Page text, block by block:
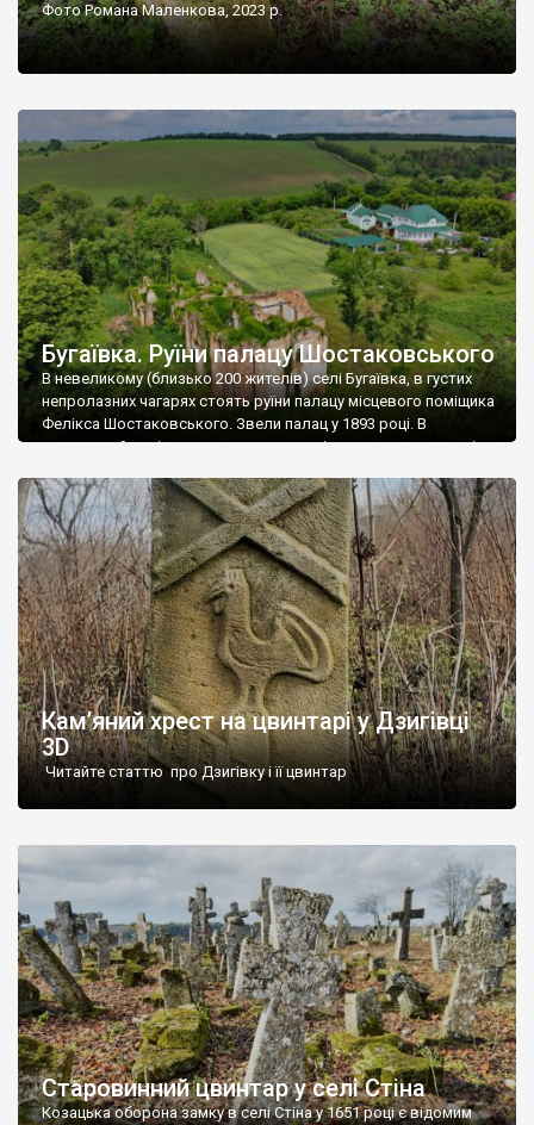
Фото Романа Маленкова, 2023 р.
Бугаївка. Руїни палацу Шостаковського
В невеликому (близько 200 жителів) селі Бугаївка, в густих
непролазних чагарях стоять руїни палацу місцевого поміщика
Фелікса Шостаковського. Звели палац у 1893 році. В
радянський період у ньому спочатку містилася школа, потім
століття тут розмістили туберкульозну лікарню. Коли із
палацу виїхала лікарня – ми точно не […]
Кам’яний хрест на цвинтарі у Дзигівці
3D
Читайте статтю про Дзигівку і її цвинтар
Старовинний цвинтар у селі Стіна
Козацька оборона замку в селі Стіна у 1651 році є відомим